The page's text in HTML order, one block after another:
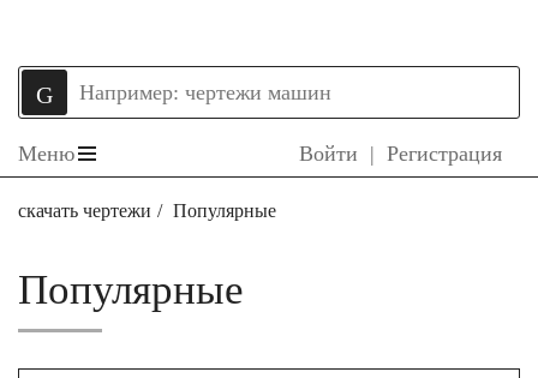
Меню Войти | Регистрация
скачать чертежи Популярные
Популярные